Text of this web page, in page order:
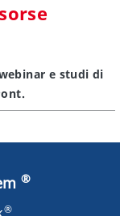
e studi di
®
®